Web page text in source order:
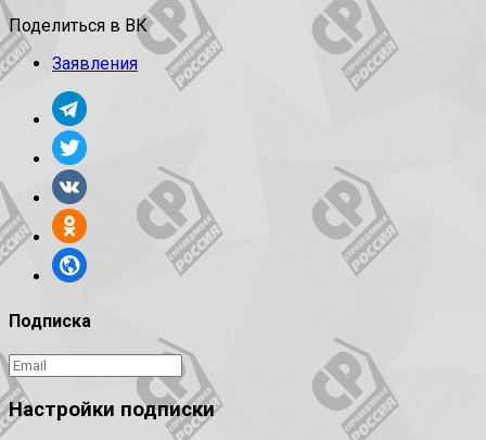
Поделиться в ВК
Заявления
Подписка
Настройки подписки